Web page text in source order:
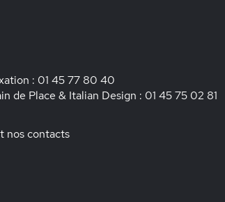
: 01 45 77 80 40
de Place & Italian Design : 01 45 75 02 81
nos contacts